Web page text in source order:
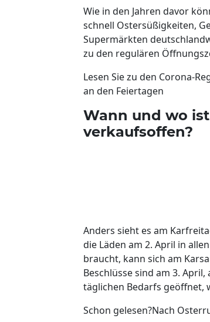
Wie in den Jahren davor
schnell Ostersüßigkeiten,
Supermärkten
zu den regulären
Lesen Sie zu den Corona-
an den Feiertagen
Wann und wo
verkaufsoffen?
Anders sieht es am
die Läden am 2. April in
braucht, kann sich am
Beschlüsse sind am 3.
täglichen Bedarfs geöffnet,
Schon gelesen?Nach